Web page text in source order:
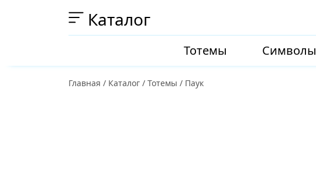
Каталог
Тотемы Символы
Главная / Каталог / Тотемы / Паук